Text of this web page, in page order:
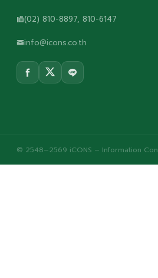
(02) 810-8897, 810-6147
info@icons.co.th
© 2548–2569 iCONS – Information